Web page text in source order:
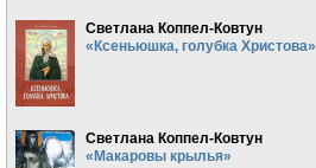
Светлана Коппел-Ковтун
«Ксеньюшка, голубка Христова»
Светлана Коппел-Ковтун
«Макаровы крылья»